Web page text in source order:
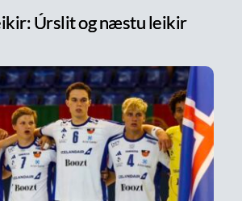
Úrslit og næstu leikir